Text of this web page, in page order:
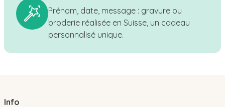
Prénom, date, message : gravure ou
broderie réalisée en Suisse, un cadeau
personnalisé unique.
Info